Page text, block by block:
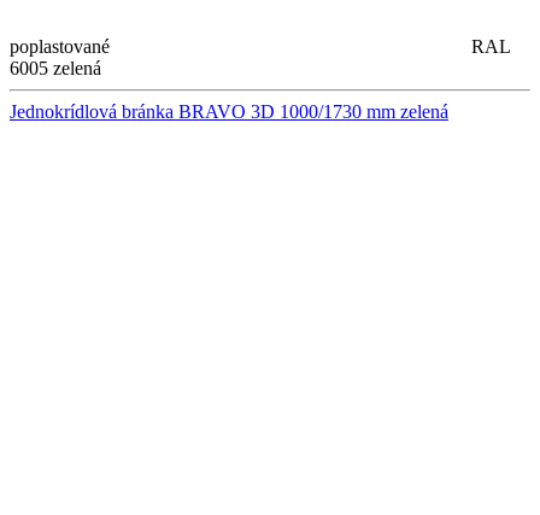
poplastované
RAL
6005 zelená
Jednokrídlová bránka BRAVO 3D 1000/1730 mm zelená